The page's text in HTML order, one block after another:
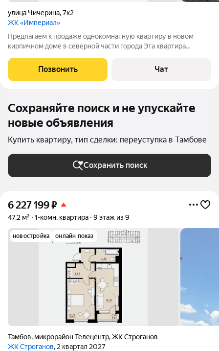
улица Чичерина,7к2
ЖК «Империал»
Предлагаем к продаже однокомнатную квартиру в новом
кирпичном доме в северной части города Эта квартира
строительства и уют своего дома. Центральное отопление с
регулируемыми поквартирными
Позвонить Чат
Сохраняйте поиск и не упускайте
новые объявления
Купить квартиру, тип сделки: переуступка в Тамбове
Сохранить поиск
6 227 199₽
47,2 м² 1-комн. квартира 9 этаж из 9
новостройка онлайн показ
Тамбов, микрорайон Телецентр,ЖК Строганов
ЖК Строганов, 2 квартал 2027